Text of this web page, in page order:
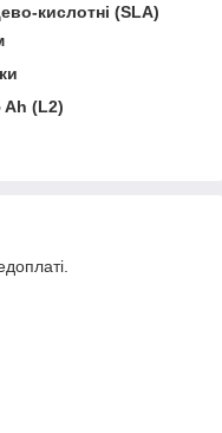
кислотні (SLA)
Ah (L2)